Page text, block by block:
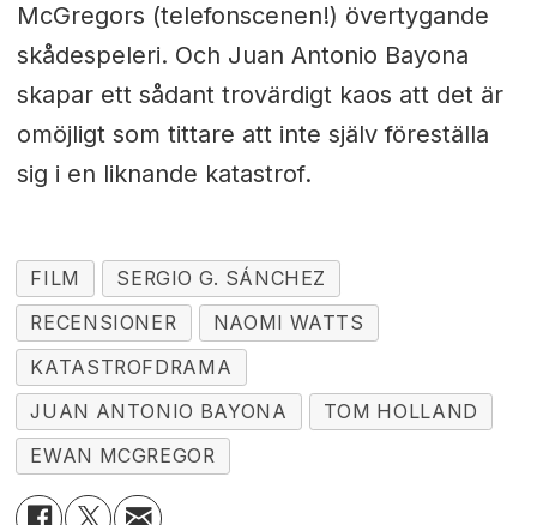
McGregors (telefonscenen!) övertygande
skådespeleri. Och Juan Antonio Bayona
skapar ett sådant trovärdigt kaos att det är
omöjligt som tittare att inte själv föreställa
sig i en liknande katastrof.
FILM
SERGIO G. SÁNCHEZ
RECENSIONER
NAOMI WATTS
KATASTROFDRAMA
JUAN ANTONIO BAYONA
TOM HOLLAND
EWAN MCGREGOR